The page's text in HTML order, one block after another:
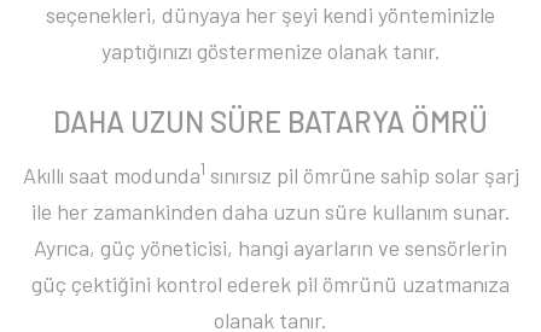
seçenekleri, dünyaya her şeyi kendi yönteminizle
yaptığınızı göstermenize olanak tanır.
DAHA UZUN SÜRE BATARYA ÖMRÜ
Akıllı saat modunda1 sınırsız pil ömrüne sahip solar şarj
ile her zamankinden daha uzun süre kullanım sunar.
Ayrıca, güç yöneticisi, hangi ayarların ve sensörlerin
güç çektiğini kontrol ederek pil ömrünü uzatmanıza
olanak tanır.